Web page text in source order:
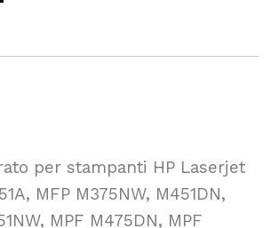
per stampanti HP Laserjet
MFP M375NW, M451DN,
MPF M475DN, MPF